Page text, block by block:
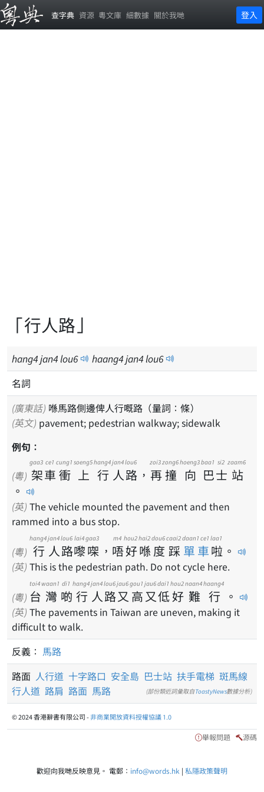
查字典 資源 粵文庫 細數據 關於我哋 登入
「行人路」
hang4jan4lou6 haang4jan4lou6
名詞
(廣東話) 喺馬路側邊俾人行嘅路（量詞：條）
(英文) pavement; pedestrian walkway; sidewalk
例句：
(粵) 架
gaa3
車
ce1
衝
cung1
上
soeng5
行
hang4
人
jan4
路
lou6
， 再
zoi3
撞
zong6
向
hoeng3
巴
baa1
士
si2
站
zaam6
。
(英) The vehicle mounted the pavement and then
rammed into a bus stop.
(粵) 行
hang4
人
jan4
路
lou6
嚟
lai4
㗎
gaa3
， 唔
m4
好
hou2
喺
hai2
度
dou6
踩
caai2
單車
daan1 ce1
啦
laa1
。
(英) This is the pedestrian path. Do not cycle here.
(粵) 台
toi4
灣
waan1
啲
di1
行
hang4
人
jan4
路
lou6
又
jau6
高
gou1
又
jau6
低
dai1
好
hou2
難
naan4
行
haang4
。
(英) The pavements in Taiwan are uneven, making it
difficult to walk.
反義： 馬路
路面 人行道 十字路口 安全島 巴士站 扶手電梯 斑馬線
行人道 路肩 路面 馬路 (部份類近詞彙取自ToastyNews數據分析)
© 2024 香港辭書有限公司 -非商業開放資料授權協議 1.0
舉報問題 源碼
歡迎向我哋反映意見。 電郵： info@words.hk | 私隱政策聲明